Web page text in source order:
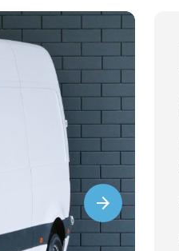
arrow_forwardVorige